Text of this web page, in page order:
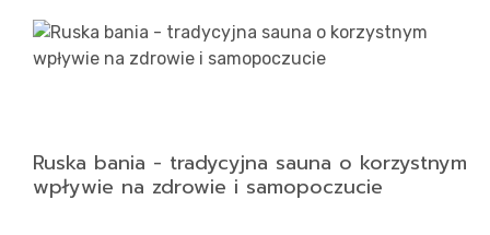
Ruska bania - tradycyjna sauna o korzystnym
wpływie na zdrowie i samopoczucie